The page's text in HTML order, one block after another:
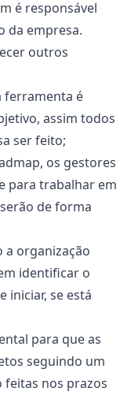
é responsável
da empresa.
outros
ferramenta é
assim todos
ser feito;
os gestores
para trabalhar em
de forma
a organização
identificar o
iniciar, se está
para que as
seguindo um
feitas nos prazos